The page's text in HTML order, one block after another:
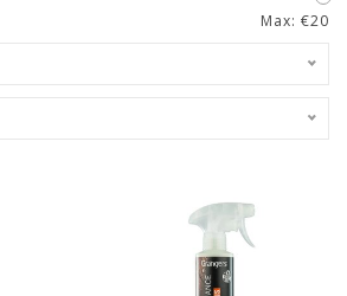
Max: €20